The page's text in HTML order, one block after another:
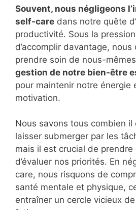
Souvent, nous négligeons
self-care dans notre quête
productivité. Sous la
d’accomplir davantage, nous
prendre soin de nous-
gestion de notre bien-être
pour maintenir notre énergie
motivation.
Nous savons tous combien
laisser submerger par les
mais il est crucial de
d’évaluer nos priorités. En
care, nous risquons de
santé mentale et physique,
entraîner un cercle vicieux